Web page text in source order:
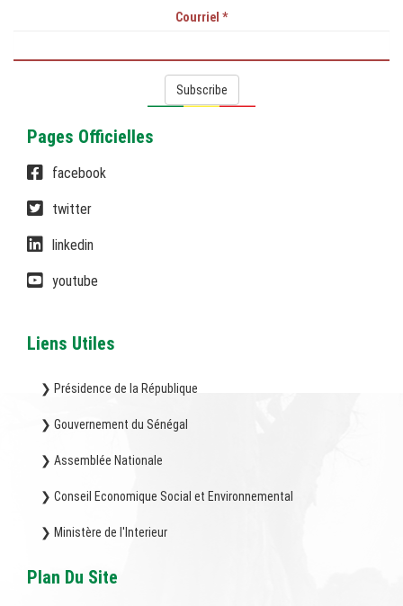
Courriel *
Subscribe
Pages Officielles
facebook
twitter
linkedin
youtube
Liens Utiles
❯ Présidence de la République
❯ Gouvernement du Sénégal
❯ Assemblée Nationale
❯ Conseil Economique Social et Environnemental
❯ Ministère de l'Interieur
Plan Du Site